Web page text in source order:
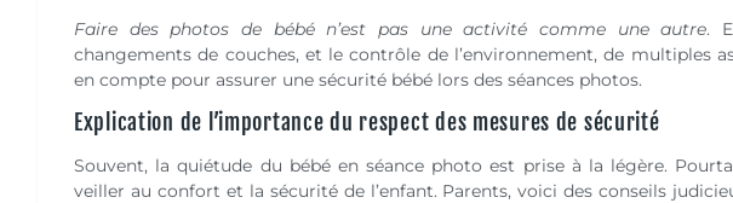
Faire des photos de bébé n’est pas une activité comme une autre.
changements de couches, et le contrôle de l’environnement, de multiples
en compte pour assurer une sécurité bébé lors des séances photos.
Explication de l’importance du respect des mesures de sécurité
Souvent, la quiétude du bébé en séance photo est prise à la légère.
veiller au confort et la sécurité de l’enfant. Parents, voici des conseils